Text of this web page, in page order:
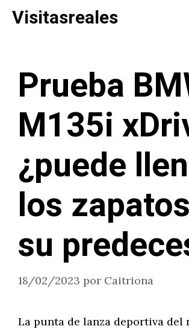
Saltar
Visitasreales
Prueba
M135i
¿puede
los
su
18/02/2023 por Caitriona
La punta de lanza deportiva del